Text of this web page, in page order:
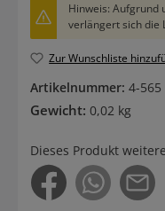
Hinweis: Aufgrund
verlängert sich die
Zur Wunschliste
Artikelnummer: 4-565
Gewicht: 0,02 kg
Dieses Produkt